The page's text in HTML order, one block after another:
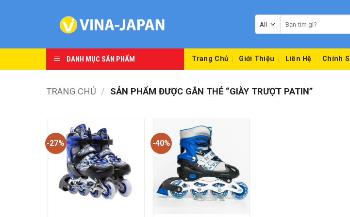
kiếm:
DANH MỤC SẢN PHẨM Trang Chủ Giới Thiệu Liên Hệ Chính
TRANG CHỦ / SẢN PHẨM ĐƯỢC GẮN THẺ “GIÀY TRƯỢT PATIN”
-27% -40%